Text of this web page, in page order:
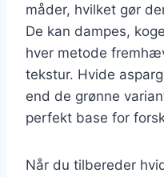
måder, hvilket gør
De kan dampes,
hver metode
tekstur. Hvide
end de grønne
perfekt base for
Når du tilbereder